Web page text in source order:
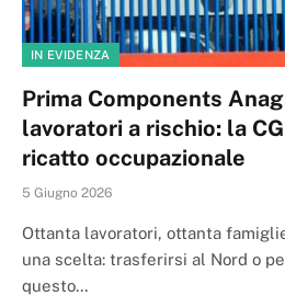
IN EVIDENZA
Prima Components
lavoratori a rischio: la
ricatto occupazionale
5 Giugno 2026
Ottanta lavoratori, ottanta
una scelta: trasferirsi al Nord o
questo…